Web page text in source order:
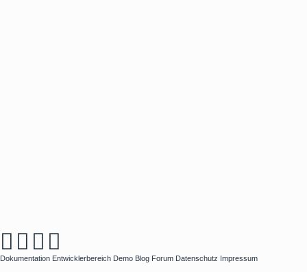
Dokumentation Entwicklerbereich Demo Blog Forum Datenschutz Impressum